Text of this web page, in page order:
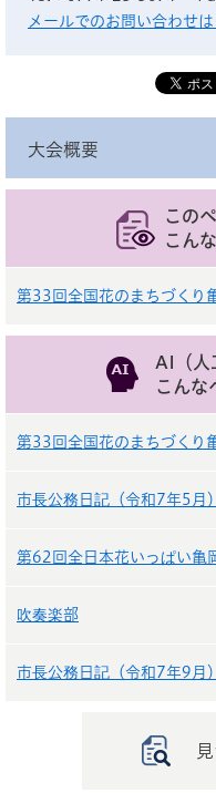
メールでのお問い合わせは
大会概要
この
こん
第33回全国花のまちづくり
AI（人
こんな
第33回全国花のまちづくり
市長公務日記（令和7年5月）
第62回全日本花いっぱい亀
吹奏楽部
市長公務日記（令和7年9月）